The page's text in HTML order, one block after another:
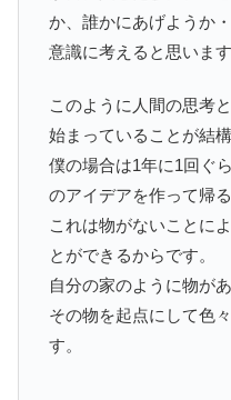
か、誰かにあげようか
意識に考えると思います
このように人間の思考
始まっていることが結構
僕の場合は1年に1回ぐ
のアイデアを作って帰
これは物がないことに
とができるからです。
自分の家のように物が
その物を起点にして色
す。